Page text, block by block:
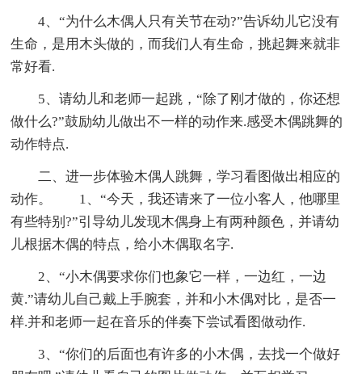
4、“为什么木偶人只有关节在动?”告诉幼儿它没有
生命，是用木头做的，而我们人有生命，挑起舞来就非
常好看.
5、请幼儿和老师一起跳，“除了刚才做的，你还想
做什么?”鼓励幼儿做出不一样的动作来.感受木偶跳舞的
动作特点.
二、进一步体验木偶人跳舞，学习看图做出相应的
动作。 1、“今天，我还请来了一位小客人，他哪里
有些特别?”引导幼儿发现木偶身上有两种颜色，并请幼
儿根据木偶的特点，给小木偶取名字.
2、“小木偶要求你们也象它一样，一边红，一边
黄.”请幼儿自己戴上手腕套，并和小木偶对比，是否一
样.并和老师一起在音乐的伴奏下尝试看图做动作.
3、“你们的后面也有许多的小木偶，去找一个做好